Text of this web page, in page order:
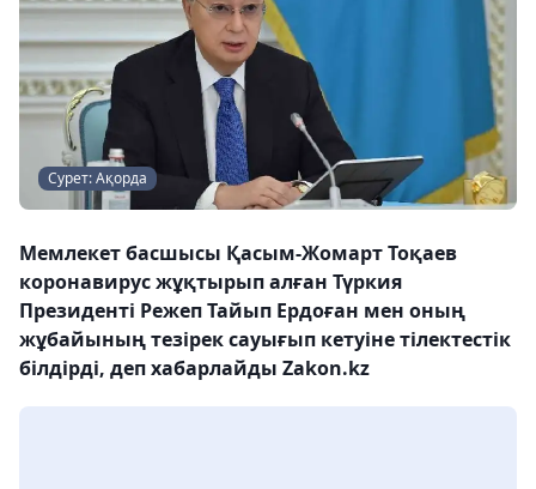
Сурет: Ақорда
Мемлекет басшысы Қасым-Жомарт Тоқаев
коронавирус жұқтырып алған Түркия
Президенті Режеп Тайып Ердоған мен оның
жұбайының тезірек сауығып кетуіне тілектестік
білдірді, деп хабарлайды Zakon.kz